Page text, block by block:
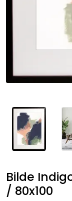
Bilde
/ 80x100
SOMMEROUTLET